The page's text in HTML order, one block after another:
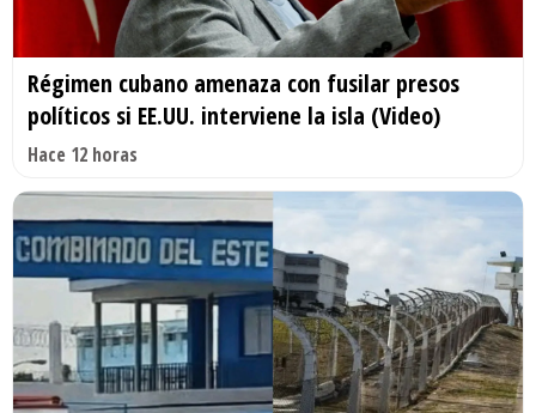
Régimen cubano amenaza con fusilar presos
políticos si EE.UU. interviene la isla (Video)
Hace 12 horas